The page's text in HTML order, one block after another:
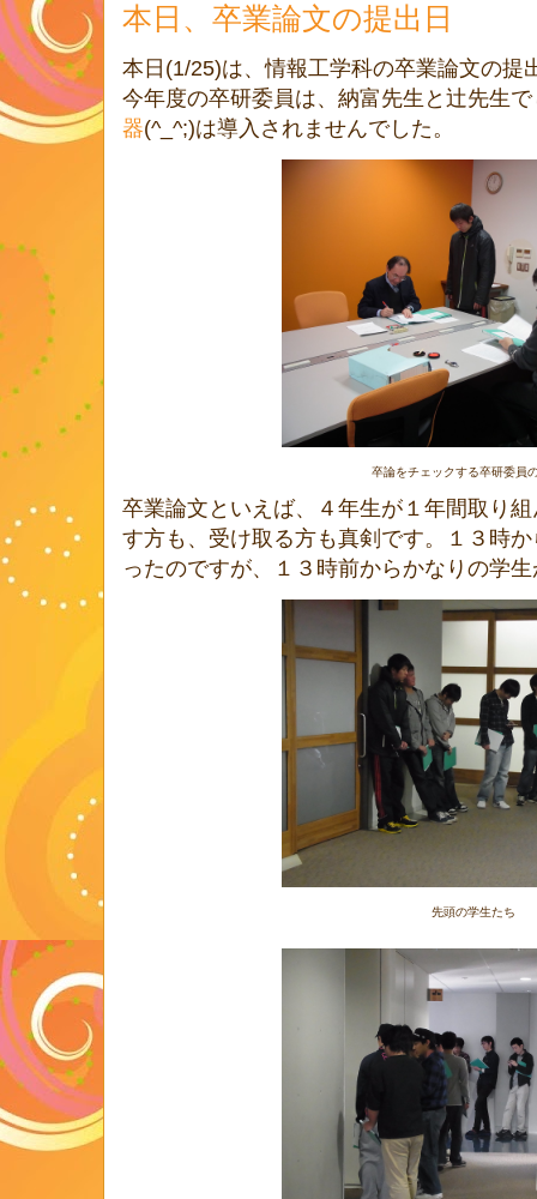
本日、卒業論文の提出日
本日(1/25)は、情報工学科の卒業論文の提
今年度の卒研委員は、納富先生と辻先生
器(^_^;)は導入されませんでした。
卒論をチェックする卒研委員
卒業論文といえば、４年生が１年間取り
す方も、受け取る方も真剣です。１３時
ったのですが、１３時前からかなりの学
先頭の学生たち